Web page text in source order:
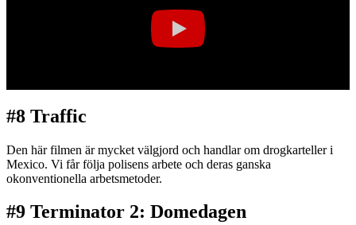
#8 Traffic
Den här filmen är mycket välgjord och handlar om drogkarteller i
Mexico. Vi får följa polisens arbete och deras ganska
okonventionella arbetsmetoder.
#9 Terminator 2: Domedagen